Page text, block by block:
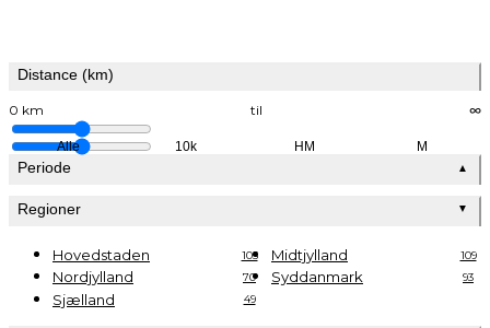
Distance (km)
0 km til ∞
Alle 10k HM M
Periode ▲
Regioner ▼
Hovedstaden 105 Midtjylland 109
Nordjylland 70 Syddanmark 93
Sjælland 49